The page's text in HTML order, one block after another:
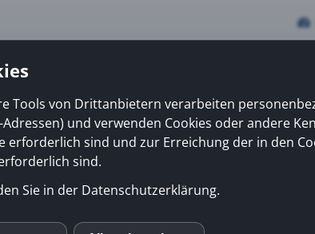
Erfolge News Kiosk Über uns
Certified
Tools von Drittanbietern verarbeiten
Adressen) und verwenden Cookies oder andere
erforderlich sind und zur Erreichung der in den
sind.
Sie in der Datenschutzerklärung.